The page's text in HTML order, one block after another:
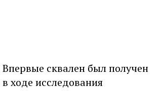
Впервые сквален был получен
в ходе исследования